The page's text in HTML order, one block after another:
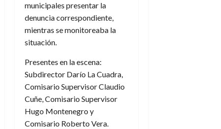
municipales presentar la
denuncia correspondiente,
mientras se monitoreaba la
situación.
Presentes en la escena:
Subdirector Darío La Cuadra,
Comisario Supervisor Claudio
Cuñe, Comisario Supervisor
Hugo Montenegro y
Comisario Roberto Vera.